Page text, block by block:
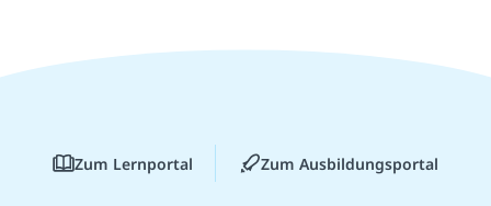
Zum Lernportal Zum Ausbildungsportal